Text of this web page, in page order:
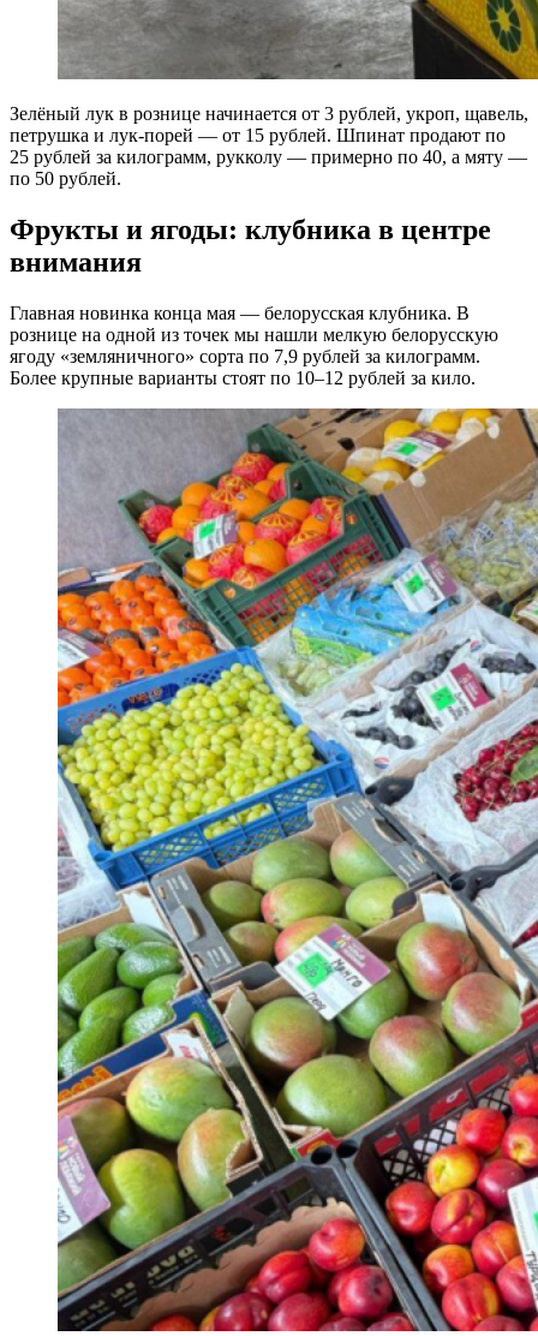
Зелёный лук в рознице начинается от 3 рублей, укроп, щавель,
петрушка и лук‑порей — от 15 рублей. Шпинат продают по
25 рублей за килограмм, рукколу — примерно по 40, а мяту —
по 50 рублей.
Фрукты и ягоды: клубника в центре
внимания
Главная новинка конца мая — белорусская клубника. В
рознице на одной из точек мы нашли мелкую белорусскую
ягоду «земляничного» сорта по 7,9 рублей за килограмм.
Более крупные варианты стоят по 10–12 рублей за кило.